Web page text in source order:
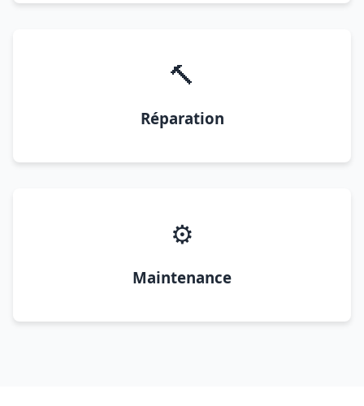
🔨
Réparation
⚙️
Maintenance